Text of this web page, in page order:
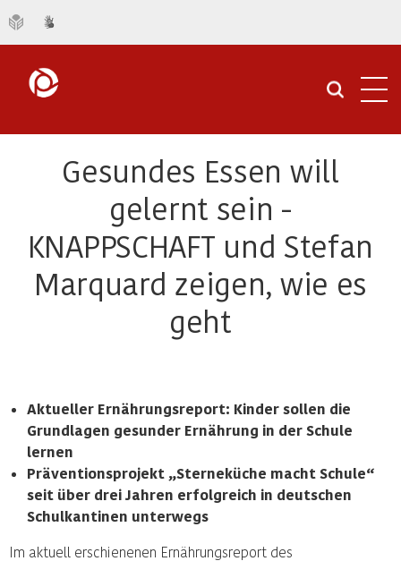
Gesundes Essen will
gelernt sein -
KNAPPSCHAFT und Stefan
Marquard zeigen, wie es
geht
Aktueller Ernährungsreport: Kinder sollen die
Grundlagen gesunder Ernährung in der Schule
lernen
Präventionsprojekt „Sterneküche macht Schule“
seit über drei Jahren erfolgreich in deutschen
Schulkantinen unterwegs
Im aktuell erschienenen Ernährungsreport des